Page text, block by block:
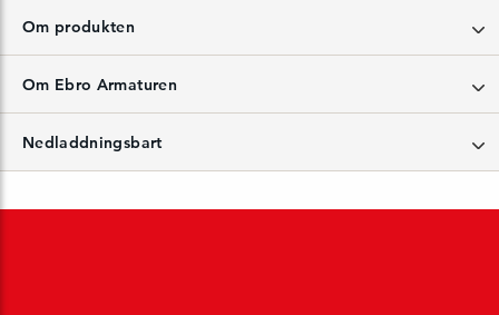
Om produkten
Om Ebro Armaturen
Nedladdningsbart